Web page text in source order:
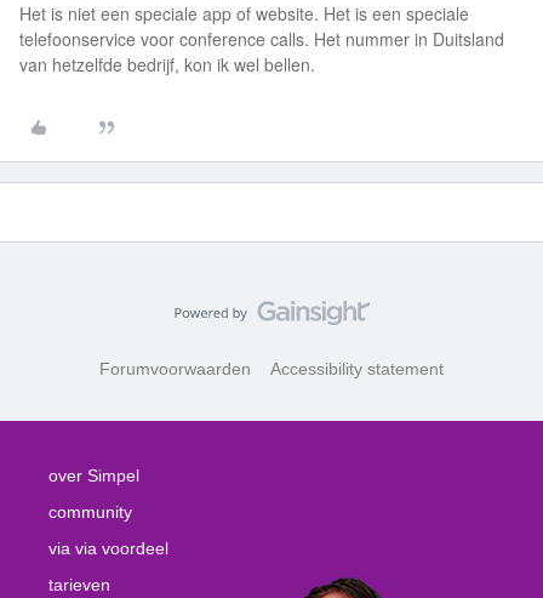
Het is niet een speciale app of website. Het is een speciale
telefoonservice voor conference calls. Het nummer in Duitsland
van hetzelfde bedrijf, kon ik wel bellen.
Forumvoorwaarden Accessibility statement
over Simpel
community
via via voordeel
tarieven